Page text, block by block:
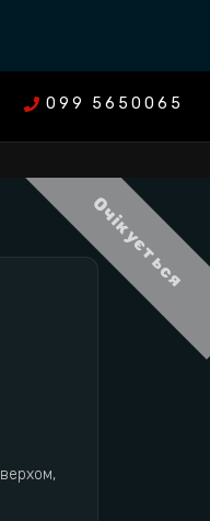
099 5650065
Очікується